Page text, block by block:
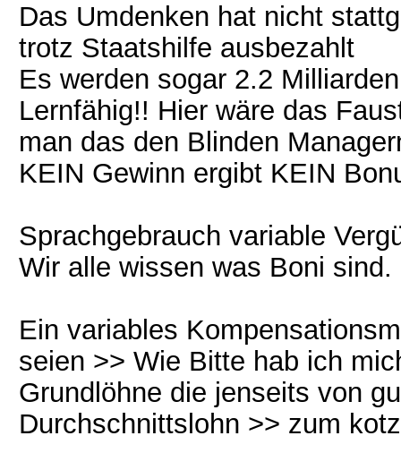
Das Umdenken hat nicht
trotz Staatshilfe ausbezahlt
Es werden sogar 2.2
Lernfähig!! Hier wäre das
man das den Blinden
KEIN Gewinn ergibt KEIN
Sprachgebrauch variable
Wir alle wissen was Boni
Ein variables
seien >> Wie Bitte hab ich
Grundlöhne die jenseits von
Durchschnittslohn >> zum